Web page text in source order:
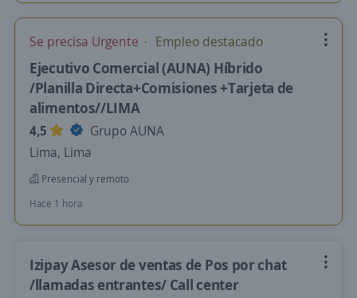
Se precisa Urgente Empleo destacado
Ejecutivo Comercial (AUNA) Híbrido
/Planilla Directa+Comisiones +Tarjeta de
alimentos//LIMA
4,5
Grupo AUNA
Lima, Lima
Presencial y remoto
Hace 1 hora
Izipay Asesor de ventas de Pos por chat
/llamadas entrantes/ Call center